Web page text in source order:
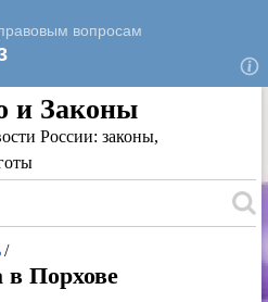
и Законы
России: законы,
/
в Порхове
любых предложений по сайту: rk-